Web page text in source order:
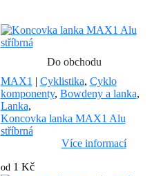
Do obchodu
MAX1 | Cyklistika, Cyklo
komponenty, Bowdeny a lanka,
Lanka,
Koncovka lanka MAX1 Alu
stříbrná
Více informací
od 1 Kč